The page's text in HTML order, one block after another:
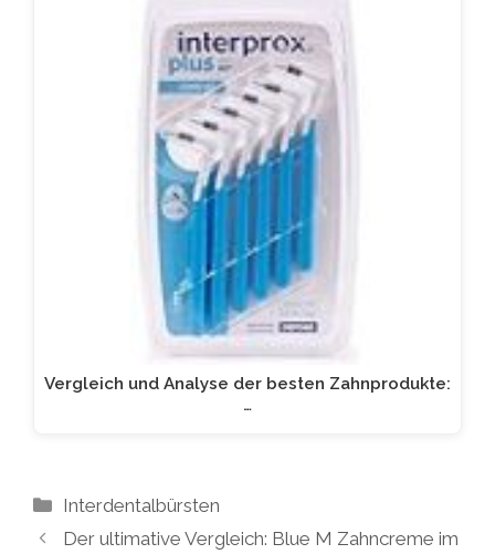
Vergleich und Analyse der besten Zahnprodukte:
…
Kategorien
Interdentalbürsten
Der ultimative Vergleich: Blue M Zahncreme im